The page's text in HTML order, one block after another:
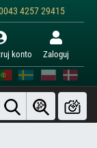
4257 29415
konto Zaloguj